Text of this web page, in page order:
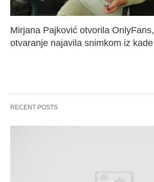
Mirjana Pajković otvorila OnlyFans,
otvaranje najavila snimkom iz kade
RECENT POSTS